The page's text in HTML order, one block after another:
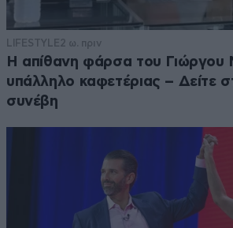
LIFESTYLE 2 ω. πριν
Η απίθανη φάρσα του Γιώργου
υπάλληλο καφετέριας – Δείτε
συνέβη